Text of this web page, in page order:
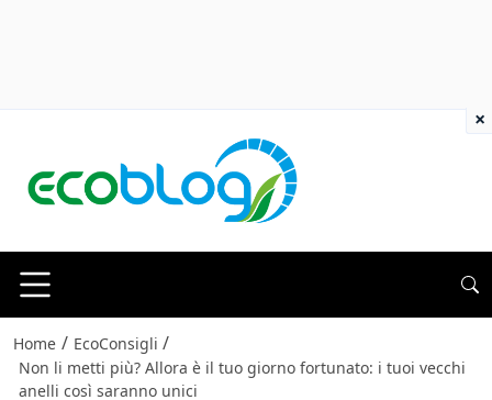
Home / EcoConsigli /
Non li metti più? Allora è il tuo giorno fortunato: i tuoi vecchi
anelli così saranno unici
×